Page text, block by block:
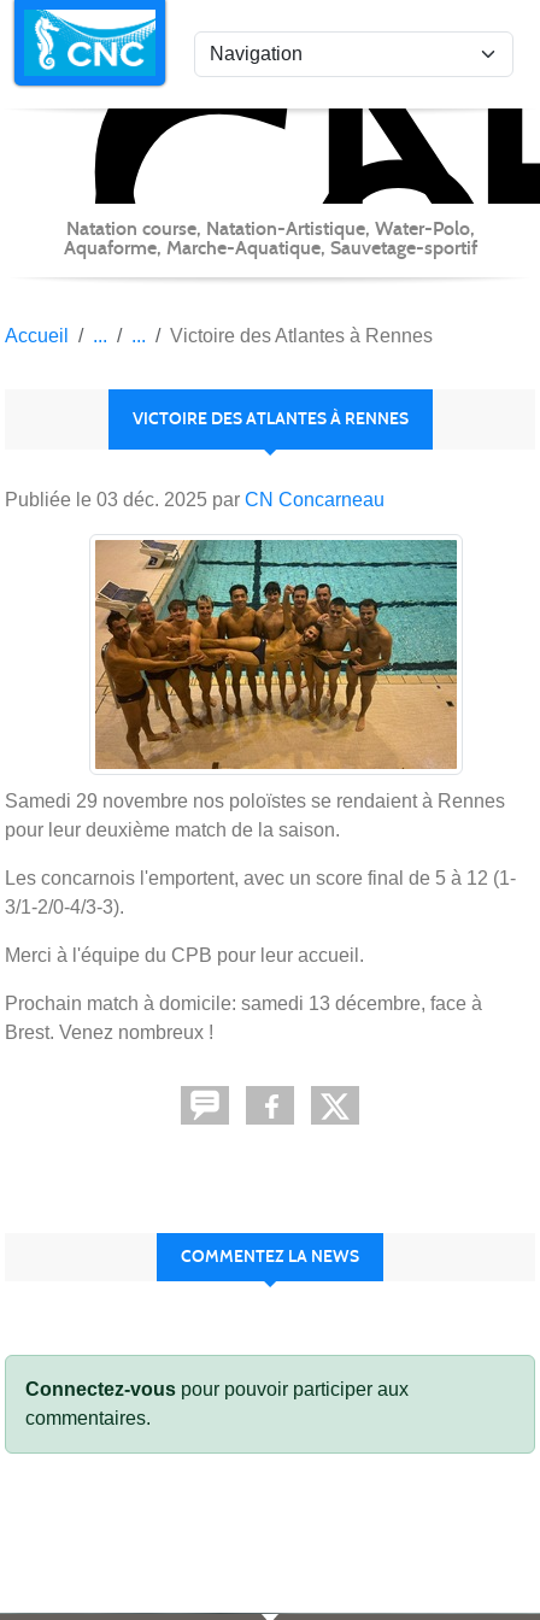
Natation course, Natation-Artistique, Water-Polo,
Aquaforme, Marche-Aquatique, Sauvetage-sportif
Accueil Victoire des Atlantes à Rennes
VICTOIRE DES ATLANTES À RENNES
Publiée le 03 déc. 2025 par CN Concarneau
Samedi 29 novembre nos poloïstes se rendaient à Rennes
pour leur deuxième match de la saison.
Les concarnois l'emportent, avec un score final de 5 à 12 (1-
3/1-2/0-4/3-3).
Merci à l'équipe du CPB pour leur accueil.
Prochain match à domicile: samedi 13 décembre, face à
Brest. Venez nombreux !
COMMENTEZ LA NEWS
Connectez-vous pour pouvoir participer aux
commentaires.
Panneau de gestion des cookies